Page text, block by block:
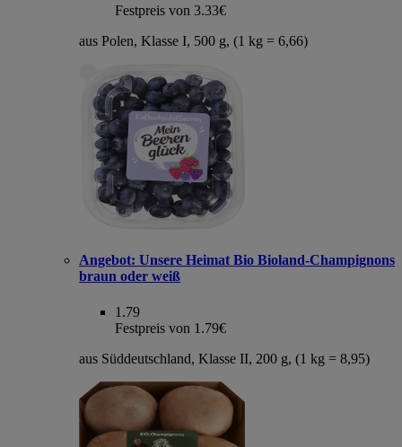
Festpreis von 3.33€
aus Polen, Klasse I, 500 g, (1 kg = 6,66)
Angebot: Unsere Heimat Bio Bioland-Champignons
braun oder weiß
1.79
Festpreis von 1.79€
aus Süddeutschland, Klasse II, 200 g, (1 kg = 8,95)